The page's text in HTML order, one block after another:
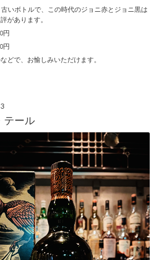
いボトルで、この時代のジョニ赤とジョニ黒は
があります。
円
円
どで、お愉しみいただけます。
テール